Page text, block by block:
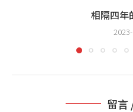
相隔四年
留言